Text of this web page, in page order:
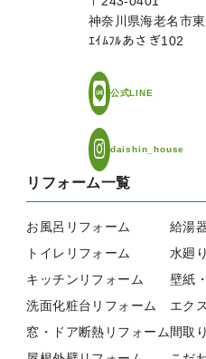
神奈川県海老名市
ｴｲﾑﾌﾙあさぎ102
公式LINE
daishin_house
リフォーム一覧
お風呂リフォーム
トイレリフォーム
キッチンリフォーム
洗面化粧台リフォーム
窓・ドア断熱リフォーム
給湯
水廻
壁紙
エク
間取